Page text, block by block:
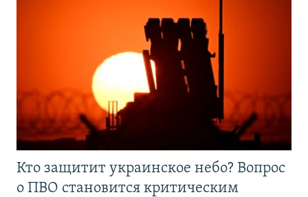
Кто защитит украинское небо? Вопрос
о ПВО становится критическим